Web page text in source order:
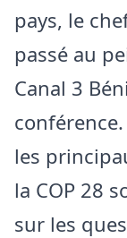
pays, le
passé au
Canal 3
les
la COP 28
sur les